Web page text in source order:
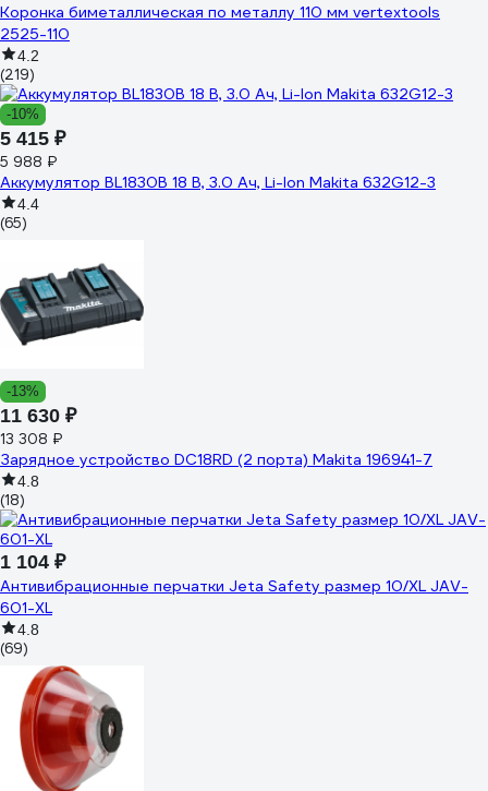
Коронка биметаллическая по металлу 110 мм vertextools
2525-110
4.2
(219)
-10%
5 415 ₽
5 988 ₽
Аккумулятор BL1830B 18 В, 3.0 Ач, Li-Ion Makita 632G12-3
4.4
(65)
-13%
11 630 ₽
13 308 ₽
Зарядное устройство DC18RD (2 порта) Makita 196941-7
4.8
(18)
1 104 ₽
Антивибрационные перчатки Jeta Safety размер 10/XL JAV-
601-XL
4.8
(69)